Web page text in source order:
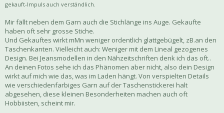
gekauft-Impuls auch verständlich.
Mir fällt neben dem Garn auch die Stichlänge ins Auge. Gekaufte
haben oft sehr grosse Stiche.
Und Gekauftes wirkt mMn weniger ordentlich glattgebügelt, zB.an den
Taschenkanten. Vielleicht auch: Weniger mit dem Lineal gezogenes
Design. Bei Jeansmodellen in den Nähzeitschriften denk ich das oft..
An deinen Fotos sehe ich das Phänomen aber nicht, also dein Design
wirkt auf mich wie das, was im Laden hängt. Von verspielten Details
wie verschiedenfarbiges Garn auf der Taschenstickerei halt
abgesehen, diese kleinen Besonderheiten machen auch oft
Hobbiisten, scheint mir.